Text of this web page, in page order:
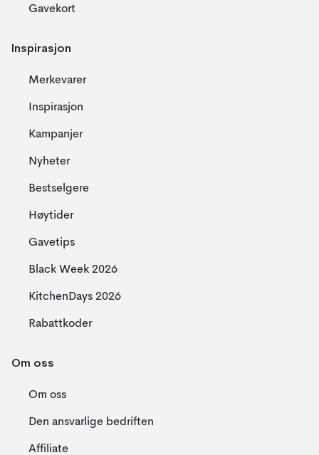
Gavekort
Inspirasjon
Merkevarer
Inspirasjon
Kampanjer
Nyheter
Bestselgere
Høytider
Gavetips
Black Week 2026
KitchenDays 2026
Rabattkoder
Om oss
Om oss
Den ansvarlige bedriften
Affiliate